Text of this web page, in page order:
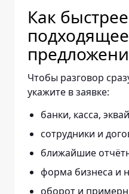
Как
подходящее
Чтобы разговор
укажите в заявке:
банки, касса,
сотрудники и
ближайшие
форма бизнеса и
оборот и